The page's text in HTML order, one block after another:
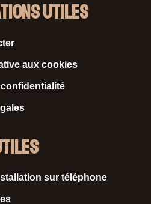
Utiles
aux cookies
sur téléphone